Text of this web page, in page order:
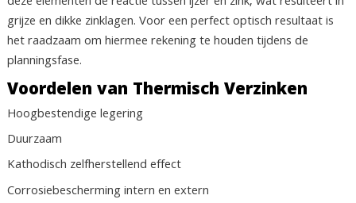
grijze en dikke zinklagen. Voor een perfect optisch resultaat is
het raadzaam om hiermee rekening te houden tijdens de
planningsfase.
Voordelen van Thermisch Verzinken
Hoogbestendige legering
Duurzaam
Kathodisch zelfherstellend effect
Corrosiebescherming intern en extern